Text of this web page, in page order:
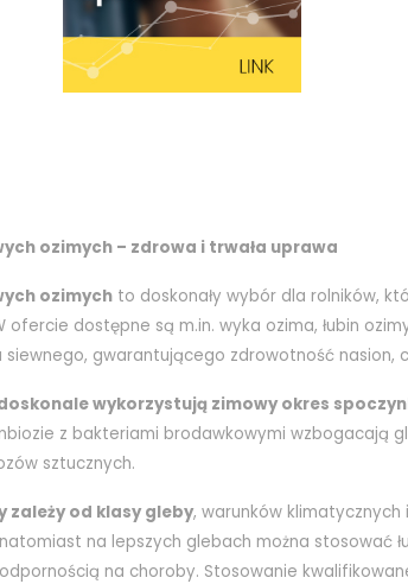
ozimych – zdrowa i trwała uprawa
ozimych to doskonały wybór dla rolników,
dostępne są m.in. wyka ozima, łubin
gwarantującego zdrowotność nasion,
wykorzystują zimowy okres
z bakteriami brodawkowymi wzbogacają
sztucznych.
zależy od klasy gleby, warunków klimatycznych
na lepszych glebach można stosować
na choroby. Stosowanie